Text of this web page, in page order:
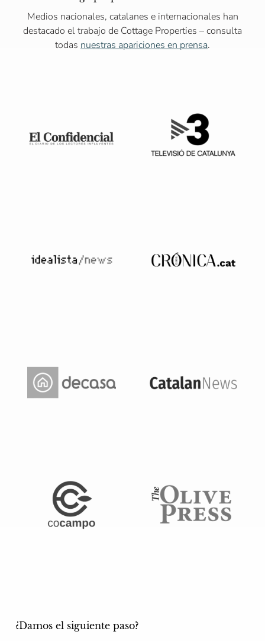
Medios nacionales, catalanes e internacionales han
destacado el trabajo de Cottage Properties – consulta
todas nuestras apariciones en prensa.
¿Damos el siguiente paso?